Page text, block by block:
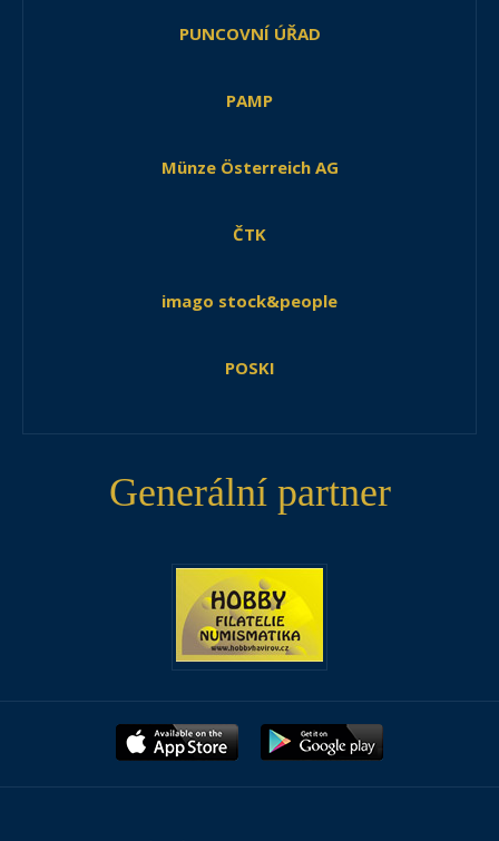
PUNCOVNÍ ÚŘAD
PAMP
Münze Österreich AG
ČTK
imago stock&people
POSKI
Generální partner